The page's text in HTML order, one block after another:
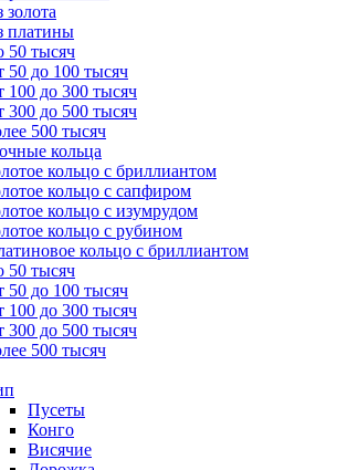
золота
платины
50 тысяч
50 до 100 тысяч
100 до 300 тысяч
300 до 500 тысяч
500 тысяч
кольца
кольцо с бриллиантом
кольцо с сапфиром
кольцо с изумрудом
кольцо с рубином
кольцо с бриллиантом
50 тысяч
50 до 100 тысяч
100 до 300 тысяч
300 до 500 тысяч
500 тысяч
Пусеты
Конго
Висячие